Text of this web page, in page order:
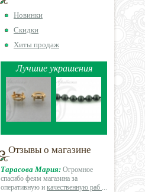
Новинки
Скидки
Хиты продаж
Лучшие украшения
Отзывы о магазине
Тарасова Мария: Огромное
спасибо феям магазина за
оперативную и качественную раб ...